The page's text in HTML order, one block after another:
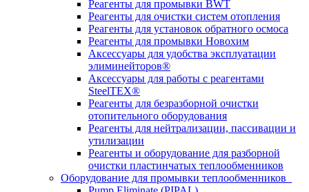
Реагенты для промывки BWT
Реагенты для очистки систем отопления
Реагенты для установок обратного осмоса
Реагенты для промывки Новохим
Аксессуары для удобства эксплуатации
элиминейторов®
Аксессуары для работы с реагентами
SteelTEX®
Реагенты для безразборной очистки
отопительного оборудования
Реагенты для нейтрализации, пассивации и
утилизации
Реагенты и оборудование для разборной
очистки пластинчатых теплообменников
Оборудование для промывки теплообменников